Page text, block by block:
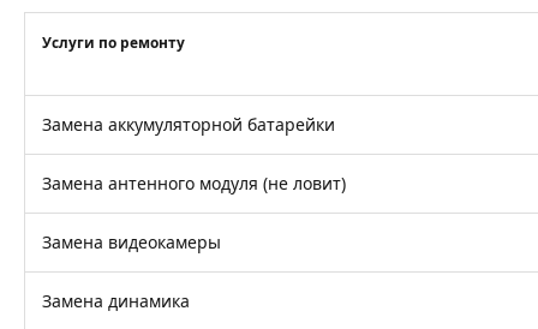
Услуги по ремонту
Замена аккумуляторной батарейки
Замена антенного модуля (не ловит)
Замена видеокамеры
Замена динамика